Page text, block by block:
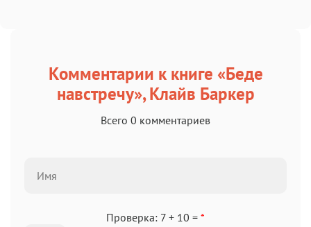
Комментарии к книге «Беде
навстречу», Клайв Баркер
Всего 0 комментариев
Проверка: 7 + 10 = *